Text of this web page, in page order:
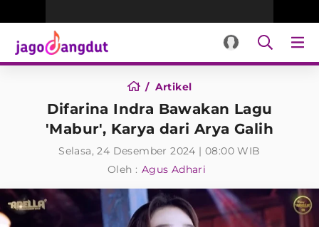
Artikel
Difarina Indra Bawakan Lagu
'Mabur', Karya dari Arya Galih
Selasa, 24 Desember 2024 | 08:00 WIB
Oleh : Agus Adhari